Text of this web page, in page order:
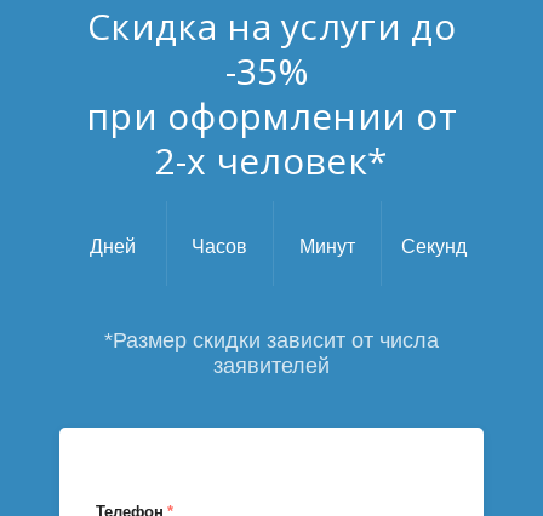
Скидка на услуги до
-35%
при оформлении от
2-х человек*
Дней Часов Минут Секунд
*Размер скидки зависит от числа
заявителей
Телефон *